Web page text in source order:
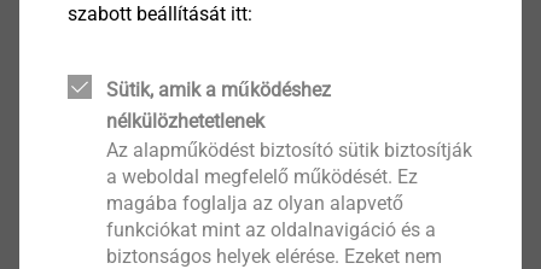
szabott beállítását itt:
Sütik, amik a működéshez
nélkülözhetetlenek
Az alapműködést biztosító sütik biztosítják
a weboldal megfelelő működését. Ez
magába foglalja az olyan alapvető
funkciókat mint az oldalnavigáció és a
biztonságos helyek elérése. Ezeket nem